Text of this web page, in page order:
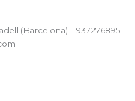
(Barcelona) | 937276895 –